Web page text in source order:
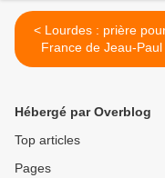
< Lourdes : prière pour la
France de Jeau-Paul
Hébergé par Overblog
Top articles
Pages